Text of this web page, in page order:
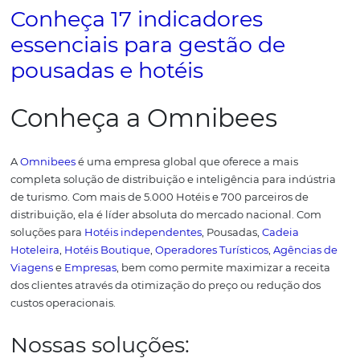
potencialize sua precificação, torna-se coerente lidar
mercado local, o que favorece a competição entre hotéis
próximos. Veja abaixo cinco vantagens de utilizar uma
plataforma deRate Shopperpara aplicar no seu
descobrir oportunidades;
evitar surpresas com as mudanças de tarifas dos seus
competidores;
ampliar a visão de mercado;
ampliar conhecimento e visão de negócio;
acompanhar tendências e mudanças do setor.
Trabalhar com esse conjunto de informações,
fácil, mas é extremamente necessário. E a ferramenta
nisso é oRate Shopper.
responder todas as dúvidas sobre este e outros temas